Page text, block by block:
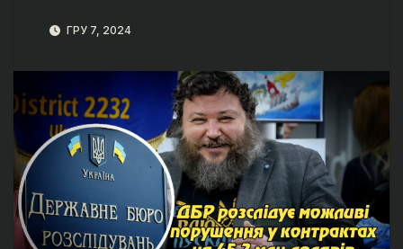
ГРУ 7, 2024